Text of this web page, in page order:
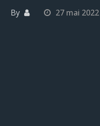
By 27 mai 2022